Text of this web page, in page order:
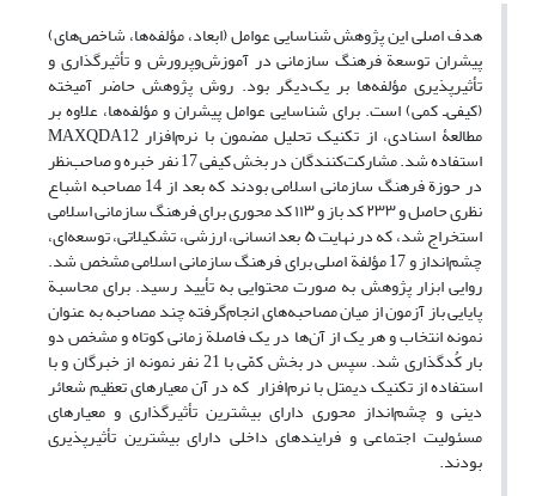
هدف اصلی این پژوهش شناسایی عوامل (ابعاد، مؤلفه‌ها، شاخص‌های)
پیشران توسعة فرهنگ سازمانی در آموزش‌وپرورش و تأثیرگذاری و
تأثیرپذیری مؤلفه‌ها بر یک‌دیگر بود. روش پژوهش حاضر آمیخته
(کیفی‌ـ کمی) است. برای شناسایی عوامل پیشران و مؤلفه‌ها، علاوه بر
مطالعۀ اسنادی، از تکنیک تحلیل مضمون با نرم‌افزار MAXQDA12
استفاده شد. مشارکت‌کنندگان در بخش کیفی 17 نفر خبره و صاحب‌نظر
در حوزة فرهنگ سازمانی اسلامی بودند که بعد از 14 مصاحبه اشباع
نظری حاصل و ۲۳۳ کد باز و ۱۱۳ کد محوری برای فرهنگ سازمانی اسلامی
استخراج شد، که در نهایت ۵ بعد انسانی، ارزشی، تشکیلاتی، توسعه‌ای،
چشم‌انداز و 17 مؤلفة اصلی برای فرهنگ سازمانی اسلامی مشخص شد.
روایی ابزار پژوهش به صورت محتوایی به تأیید رسید. برای محاسبة
پایایی باز آزمون از میان مصاحبه‌های انجام‌گرفته چند مصاحبه به ‌عنوان
نمونه انتخاب و هر یک از آن‌ها در یک فاصلة زمانی کوتاه و مشخص دو
بار کُدگذاری شد. سپس در بخش کمّی با 21 نفر نمونه از خبرگان و با
استفاده از تکنیک دیمتل با نرم‌افزار که در آن معیارهای تعظیم شعائر
دینی و چشم‌انداز محوری دارای بیشترین تأثیرگذاری و معیارهای
مسئولیت اجتماعی و فرایندهای داخلی دارای بیشترین تأثیرپذیری
بودند.